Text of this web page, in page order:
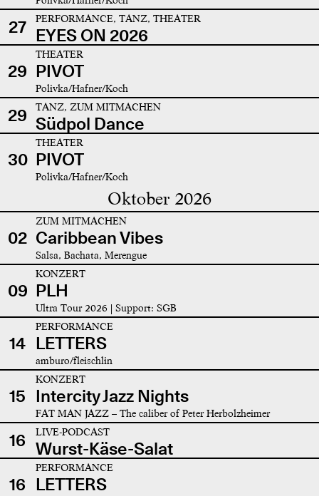
27 PERFORMANCE, TANZ, THEATER
EYES ON 2026
29
THEATER
PIVOT
Polivka/Hafner/Koch
29 TANZ, ZUM MITMACHEN
Südpol Dance
30
THEATER
PIVOT
Polivka/Hafner/Koch
Oktober 2026
02
ZUM MITMACHEN
Caribbean Vibes
Salsa, Bachata, Merengue
09
KONZERT
PLH
Ultra Tour 2026 | Support: SGB
14
PERFORMANCE
LETTERS
amburo/fleischlin
15
KONZERT
Intercity Jazz Nights
FAT MAN JAZZ – The caliber of Peter Herbolzheimer
16 LIVE-PODCAST
Wurst-Käse-Salat
16
PERFORMANCE
LETTERS